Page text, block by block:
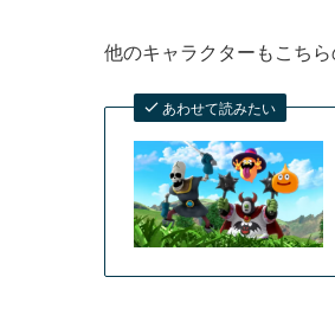
他のキャラクターもこち
あわせて読みたい